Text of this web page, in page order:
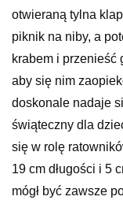
otwieraną tylna
piknik na niby, a
krabem i przenieść
aby się nim
doskonale nadaje
świąteczny dla
się w rolę
19 cm długości i 5
mógł być zawsze